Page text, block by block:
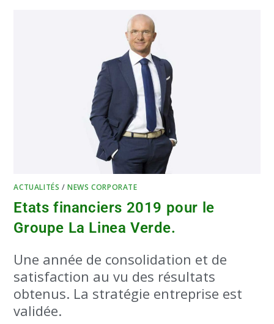
ACTUALITÉS /NEWS CORPORATE
Etats financiers 2019 pour le
Groupe La Linea Verde.
Une année de consolidation et de
satisfaction au vu des résultats
obtenus. La stratégie entreprise est
validée.